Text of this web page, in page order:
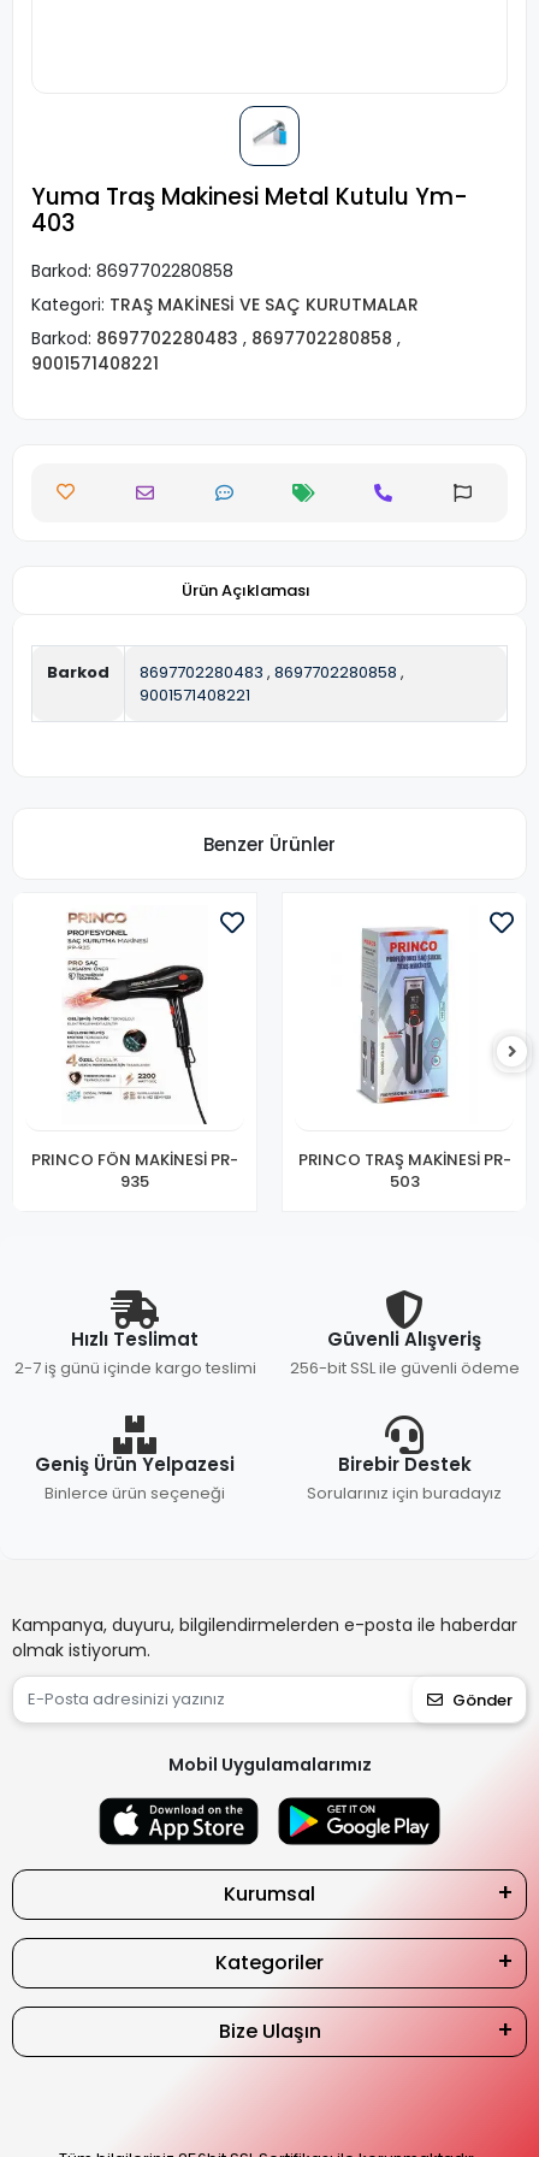
Yuma Traş Makinesi Metal Kutulu Ym-
403
Barkod: 8697702280858
Kategori: TRAŞ MAKİNESİ VE SAÇ KURUTMALAR
Barkod: 8697702280483 , 8697702280858 ,
9001571408221
Ürün Açıklaması
Barkod 8697702280483 , 8697702280858 ,
9001571408221
Benzer Ürünler
PRINCO FÖN MAKİNESİ PR-
935
PRINCO TRAŞ MAKİNESİ PR-
503
Hızlı Teslimat
2-7 iş günü içinde kargo teslimi
Güvenli Alışveriş
256-bit SSL ile güvenli ödeme
Geniş Ürün Yelpazesi
Binlerce ürün seçeneği
Birebir Destek
Sorularınız için buradayız
Kampanya, duyuru, bilgilendirmelerden e-posta ile haberdar
olmak istiyorum.
Gönder
Mobil Uygulamalarımız
Kurumsal
Kategoriler
Bize Ulaşın